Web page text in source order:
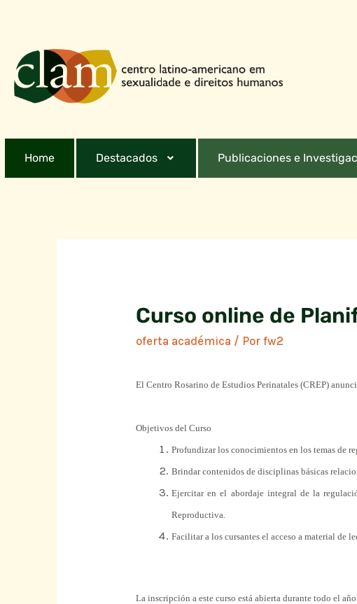
Home Destacados Publicaciones e
Curso online de
oferta académica / Porfw2
El Centro Rosarino de Estudios Perinatales (CREP)
Objetivos del Curso
Profundizar los conocimientos en los temas de
Brindar contenidos de disciplinas básicas
Ejercitar en el abordaje integral de la
Reproductiva.
Facilitar a los cursantes el acceso a material de
La inscripción a este curso está abierta durante todo el